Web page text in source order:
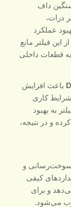
داف
ذرات،
عملکرد
فیلتر مانع
قطعات داخلی
باعث افزایش
کاری
به بهبود
و در نتیجه،
و
کیفی
و برای
می‌شود.